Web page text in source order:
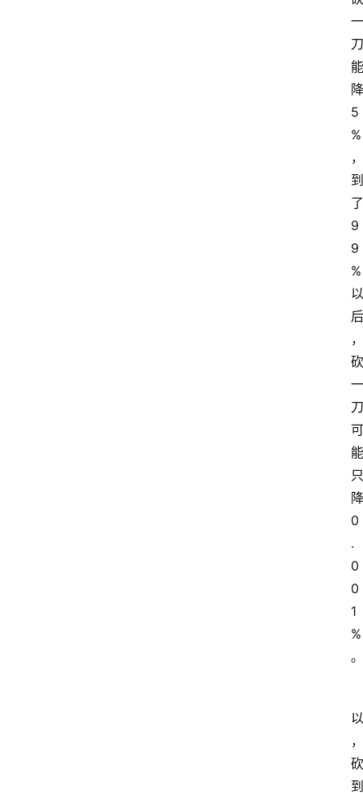
一
刀
能
降
5
%
，
到
了
9
9
%
以
后
，
砍
一
刀
可
能
只
降
0
.
0
0
1
%
。
以
，
砍
到